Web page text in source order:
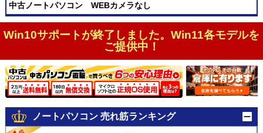
中古ノートパソコン WEBカメラなし
Win10サポートが終了しました。Win11各モデルを
ご提供中！
ノートパソコン 売れ筋ランキング